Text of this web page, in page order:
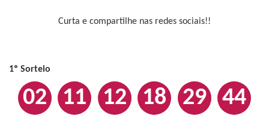
Curta e compartilhe nas redes sociais!!
1º Sorteio
02 11 12 18 29 44